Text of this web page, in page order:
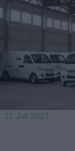
31. Juli 2023